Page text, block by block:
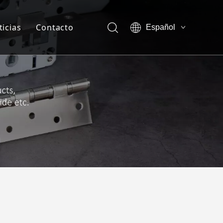
Ventaja de la empresa
Show vr
Certificado
Nuestra compañía
Miembro del equipo
Contacto
Español
العربية